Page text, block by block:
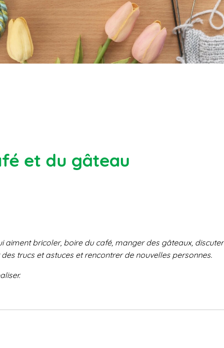
et du gâteau
aiment bricoler, boire du café, manger des gâteaux, discuter
trucs et astuces etrencontrer de nouvelles personnes.